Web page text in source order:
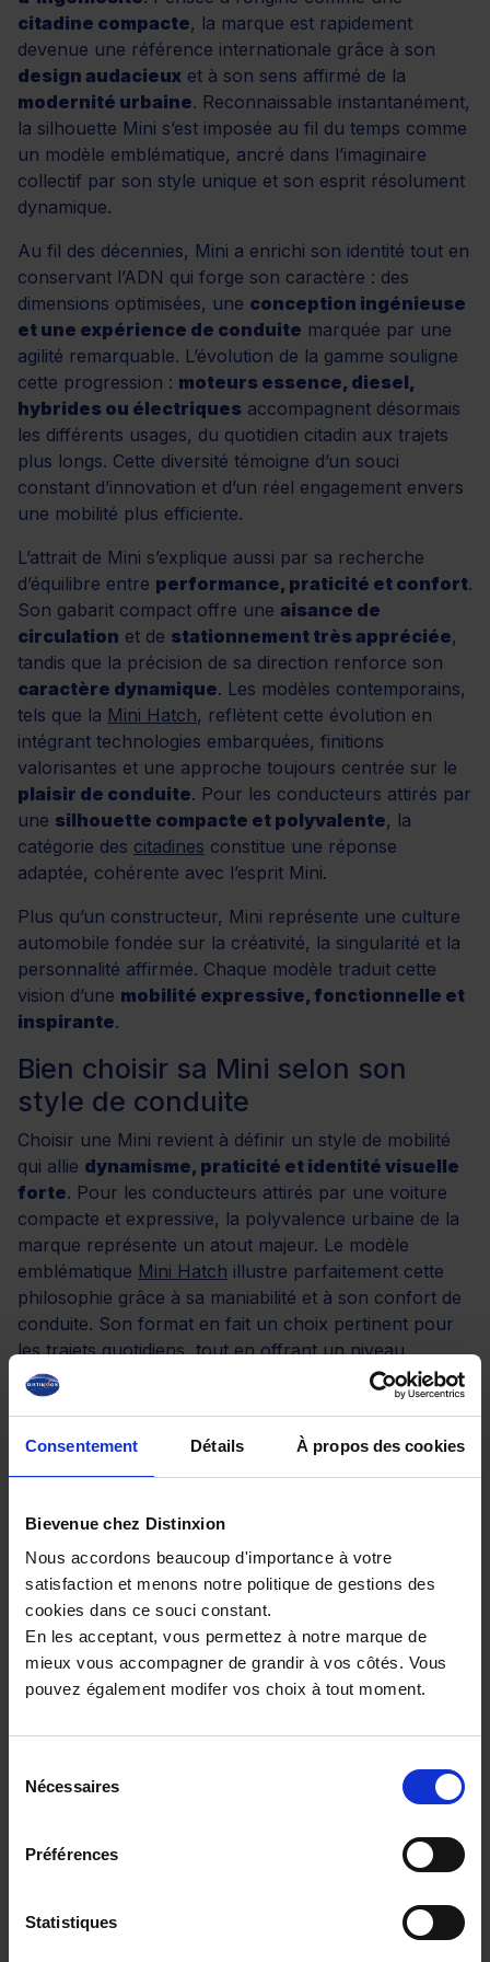
Consentement Détails À propos des cookies
Bievenue chez Distinxion
Nous accordons beaucoup d'importance à votre
satisfaction et menons notre politique de gestions des
cookies dans ce souci constant.
En les acceptant, vous permettez à notre marque de
mieux vous accompagner de grandir à vos côtés. Vous
pouvez également modifer vos choix à tout moment.
Nécessaires
Préférences
Statistiques
citadine compacte, la marque est rapidement
devenue une référence internationale grâce à son
design audacieux et à son sens affirmé de la
modernité urbaine. Reconnaissable instantanément,
la silhouette Mini s’est imposée au fil du temps comme
un modèle emblématique, ancré dans l’imaginaire
collectif par son style unique et son esprit résolument
dynamique.
Au fil des décennies, Mini a enrichi son identité tout en
conservant l’ADN qui forge son caractère : des
dimensions optimisées, une conception ingénieuse
et une expérience de conduite marquée par une
agilité remarquable. L’évolution de la gamme souligne
cette progression : moteurs essence, diesel,
hybrides ou électriques accompagnent désormais
les différents usages, du quotidien citadin aux trajets
plus longs. Cette diversité témoigne d’un souci
constant d’innovation et d’un réel engagement envers
une mobilité plus efficiente.
L’attrait de Mini s’explique aussi par sa recherche
d’équilibre entre performance, praticité et confort.
Son gabarit compact offre une aisance de
circulation et de stationnement très appréciée,
tandis que la précision de sa direction renforce son
caractère dynamique. Les modèles contemporains,
tels que la Mini Hatch, reflètent cette évolution en
intégrant technologies embarquées, finitions
valorisantes et une approche toujours centrée sur le
plaisir de conduite. Pour les conducteurs attirés par
une silhouette compacte et polyvalente, la
catégorie des citadines constitue une réponse
adaptée, cohérente avec l’esprit Mini.
Plus qu’un constructeur, Mini représente une culture
automobile fondée sur la créativité, la singularité et la
personnalité affirmée. Chaque modèle traduit cette
vision d’une mobilité expressive, fonctionnelle et
inspirante.
Bien choisir sa Mini selon son
style de conduite
Choisir une Mini revient à définir un style de mobilité
qui allie dynamisme, praticité et identité visuelle
forte. Pour les conducteurs attirés par une voiture
compacte et expressive, la polyvalence urbaine de la
marque représente un atout majeur. Le modèle
emblématique Mini Hatch illustre parfaitement cette
philosophie grâce à sa maniabilité et à son confort de
conduite. Son format en fait un choix pertinent pour
les trajets quotidiens, tout en offrant un niveau
d’équipement moderne et intuitif. Pour comparer les
gabarits dans un univers similaire, un détour par
dimensions et les ambiances de conduite disponibles
sur le marché.
Pour un besoin depolyvalence renforcée
propose également des modèles plus spacieux et
adaptables. Le design évolutif du Clubman ou du
Countryman se prête aux déplacements familiaux,
professionnels ou multi-usages. Ces silhouettes
élargies intègrent des technologies pratiques, des
motorisations variées et un confort accru sur routes
comparaison intéressant pour les conducteurs
proche en termes de gabarit et de fonctionnalités.
utilisation
urbaine, périurbaine ou orientée vers de longs
Pour affiner son choix, les critères techniques jouent